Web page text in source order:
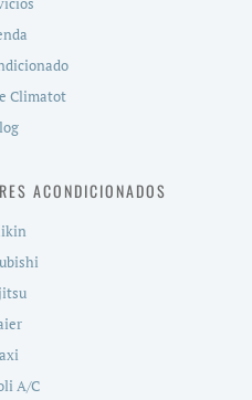
Climatot
ACONDICIONADOS
A/C